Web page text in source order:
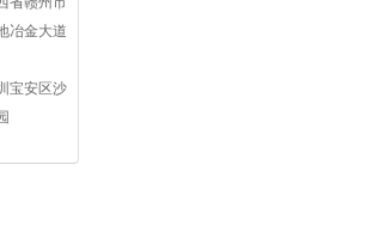
冶金大道
宝安区沙